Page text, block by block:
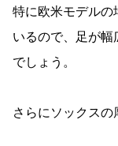
特に欧米モデルの
いるので、足が幅
でしょう。
さらにソックスの